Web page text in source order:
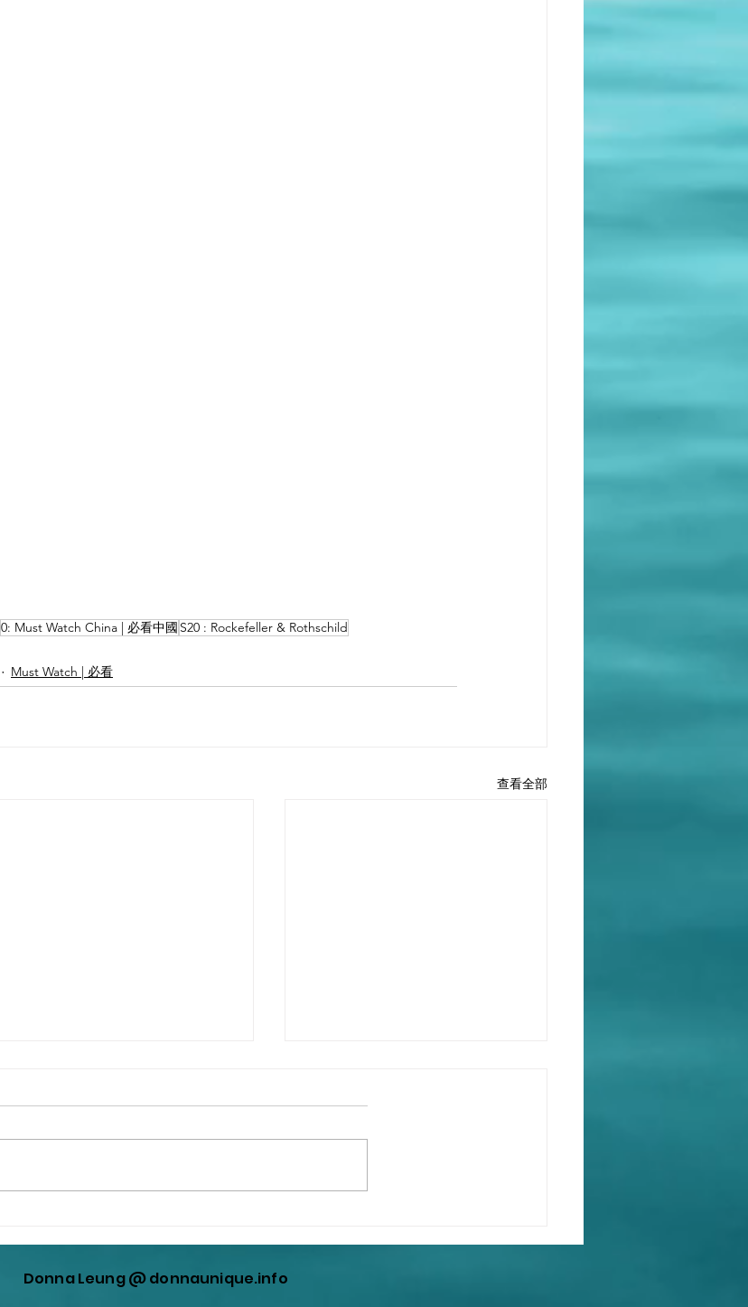
0: Must Watch China | 必看中國 S20 : Rockefeller & Rothschild
Must Watch | 必看
查看全部
麗媛和撒旦畜生李克強，錢學
的樣貌與大淫婦彭麗媛和松山
Donna Leung @ donnaunique.info